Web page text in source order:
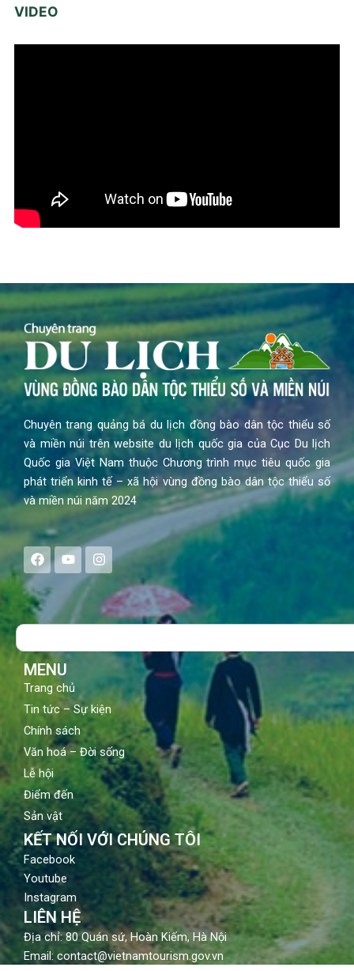
VIDEO
Chuyên trang quảng bá du lịch đồng bào dân tộc thiểu số
và miền núi trên website du lịch quốc gia của Cục Du lịch
Quốc gia Việt Nam thuộc Chương trình mục tiêu quốc gia
phát triển kinh tế – xã hội vùng đồng bào dân tộc thiểu số
và miền núi năm 2024
F
a
c
e
b
o
Y
o
u
t
u
b
I
n
s
a
g
Search
MENU
Trang chủ
Tin tức – Sự kiện
Chính sách
Văn hoá – Đời sống
Lễ hội
Điểm đến
Sản vật
KẾT NỐI VỚI CHÚNG TÔI
Facebook
Youtube
Instagram
LIÊN HỆ
Địa chỉ: 80 Quán sứ, Hoàn Kiếm, Hà Nội
Email: contact@vietnamtourism.gov.vn